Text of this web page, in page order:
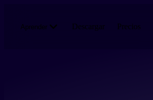
Aprender Descargar Precios